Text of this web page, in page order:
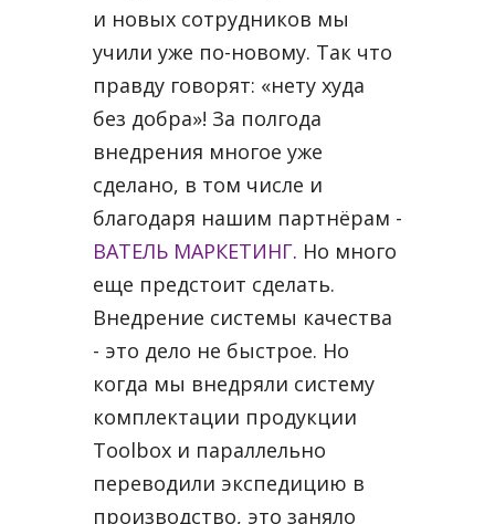
и новых сотрудников мы
учили уже по-новому. Так что
правду говорят: «нету худа
без добра»! За полгода
внедрения многое уже
сделано, в том числе и
благодаря нашим партнёрам -
ВАТЕЛЬ МАРКЕТИНГ. Но много
еще предстоит сделать.
Внедрение системы качества
- это дело не быстрое. Но
когда мы внедряли систему
комплектации продукции
Toolbox и параллельно
переводили экспедицию в
производство, это заняло